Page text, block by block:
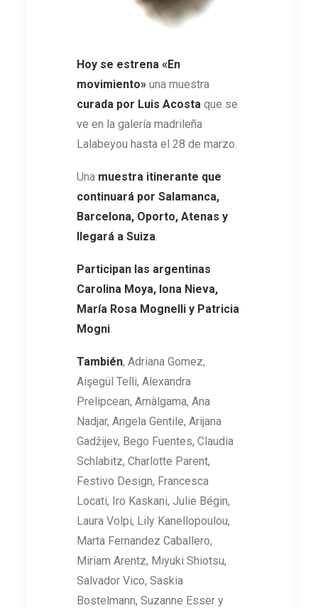
Hoy se estrena «En
movimiento» una muestra
curada por Luis Acosta que se
ve en la galería madrileña
Lalabeyou hasta el 28 de marzo.
Una muestra itinerante que
continuará por Salamanca,
Barcelona, Oporto, Atenas y
llegará a Suiza.
Participan las argentinas
Carolina Moya, Iona Nieva,
María Rosa Mognelli y Patricia
Mogni.
También, Adriana Gomez,
Aişegül Telli, Alexandra
Prelipcean, Amàlgama, Ana
Nadjar, Angela Gentile, Arijana
Gadžijev, Bego Fuentes, Claudia
Schlabitz, Charlotte Parent,
Festivo Design, Francesca
Locati, Iro Kaskani, Julie Bégin,
Laura Volpi, Lily Kanellopoulou,
Marta Fernandez Caballero,
Miriam Arentz, Miyuki Shiotsu,
Salvador Vico, Saskia
Bostelmann, Suzanne Esser y